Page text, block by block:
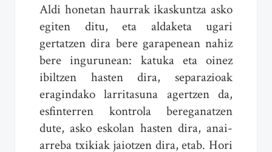
Aldi honetan haurrak ikaskuntza asko
egiten ditu, eta aldaketa ugari
gertatzen dira bere garapenean nahiz
bere ingurunean: katuka eta oinez
ibiltzen hasten dira, separazioak
eragindako larritasuna agertzen da,
esfinterren kontrola bereganatzen
dute, asko eskolan hasten dira, anai-
arreba txikiak jaiotzen dira, etab. Hori